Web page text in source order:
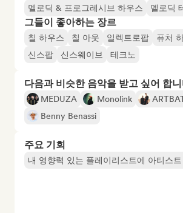
멜로딕 & 프로그레시브 하우스
멜로딕
그들이 좋아하는 장르
칠 하우스 칠 아웃 일렉트로팝 퓨처
신스팝
신스웨이브 테크노
다음과 비슷한 음악을 받고 싶어 합
MEDUZA Monolink
Benny Benassi
주요 기회
내 영향력 있는 플레이리스트에 아티스